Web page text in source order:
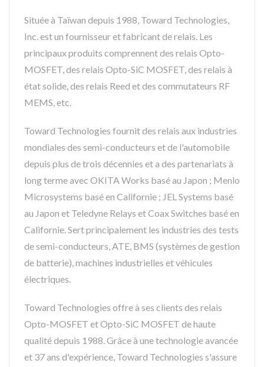
Située à Taïwan depuis 1988, Toward Technologies,
Inc. est un fournisseur et fabricant de relais. Les
principaux produits comprennent des relais Opto-
MOSFET, des relais Opto-SiC MOSFET, des relais à
état solide, des relais Reed et des commutateurs RF
MEMS, etc.
Toward Technologies fournit des relais aux industries
mondiales des semi-conducteurs et de l'automobile
depuis plus de trois décennies et a des partenariats à
long terme avec OKITA Works basé au Japon ; Menlo
Microsystems basé en Californie ; JEL Systems basé
au Japon et Teledyne Relays et Coax Switches basé en
Californie. Sert principalement les industries des tests
de semi-conducteurs, ATE, BMS (systèmes de gestion
de batterie), machines industrielles et véhicules
électriques.
Toward Technologies offre à ses clients des relais
Opto-MOSFET et Opto-SiC MOSFET de haute
qualité depuis 1988. Grâce à une technologie avancée
et 37 ans d'expérience, Toward Technologies s'assure